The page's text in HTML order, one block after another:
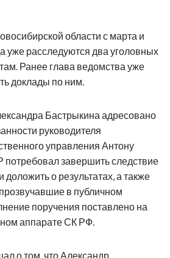
области с марта и
уже расследуются два уголовных
Ранее глава ведомства уже
доклады по ним.
Бастрыкина адресовано
руководителя
управления Антону
потребовал завершить следствие
доложить о результатах, а также
в публичном
поручения поставлено на
аппарате СК РФ.
о том, что Александр